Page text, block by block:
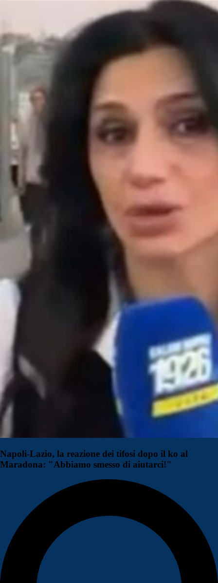
Napoli-Lazio, la reazione dei tifosi dopo il ko al
Maradona: "Abbiamo smesso di aiutarci!"